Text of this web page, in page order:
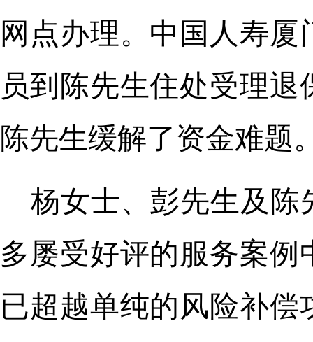
网点办理。中国人寿
员到陈先生住处受理
陈先生缓解了资金难题
杨女士、彭先生及陈
多屡受好评的服务案
已超越单纯的风险补